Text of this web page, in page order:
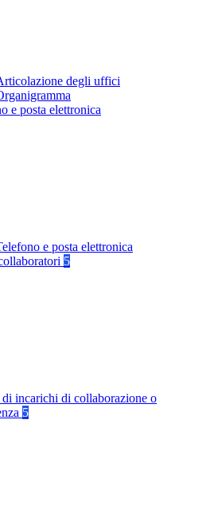
degli uffici
e posta elettronica
e posta elettronica
5
incarichi di collaborazione o
5